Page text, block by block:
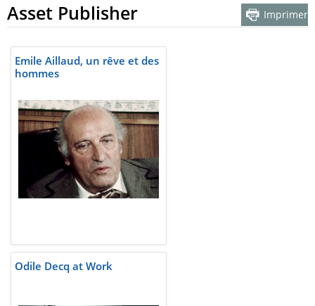
Asset Publisher Imprimer
Emile Aillaud, un rêve et des
hommes
Odile Decq at Work